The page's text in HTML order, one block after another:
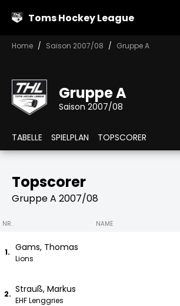
Toms Hockey League
Home Saison 2007/08 Gruppe A
Gruppe A
Saison 2007/08
TABELLE SPIELPLAN TOPSCORER
Topscorer
Gruppe A 2007/08
NR. NAME
1. Gams, Thomas
Lions
2. Strauß, Markus
EHF Lenggries